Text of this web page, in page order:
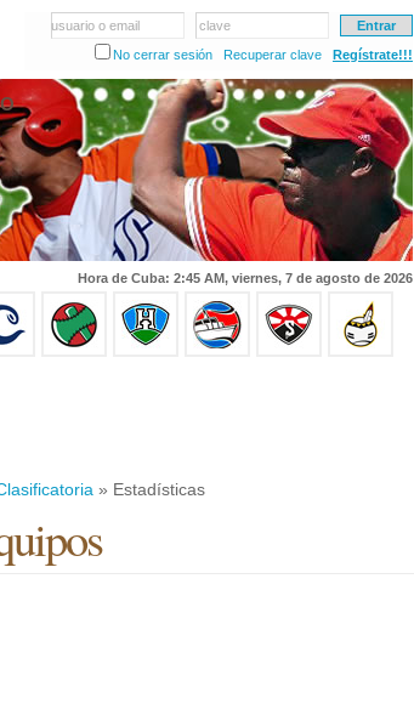
usuario o email
clave
No cerrar sesión
Recuperar clave Regístrate!!!
Hora de Cuba: 2:45 AM, viernes, 7 de agosto de 2026
» Estadísticas